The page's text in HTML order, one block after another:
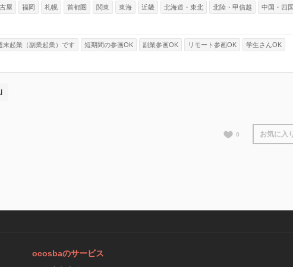
屋 福岡 札幌 首都圏 関東 東海 近畿 北海道・東北 北陸・甲信越 中国・四国
末起業（副業起業）です 短期間の参画OK 副業参画OK リモート参画OK 学生さんOK
0 お気に入
ocosbaのサービス